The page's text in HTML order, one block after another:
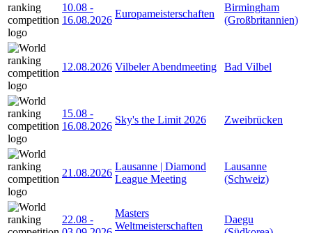
10.08 -
16.08.2026
Europameisterschaften
Birmingham
(Großbritannien)
12.08.2026 Vilbeler Abendmeeting Bad Vilbel
15.08 -
16.08.2026
Sky's the Limit 2026 Zweibrücken
21.08.2026
Lausanne | Diamond
League Meeting
Lausanne
(Schweiz)
22.08 -
Masters
Weltmeisterschaften
Daegu